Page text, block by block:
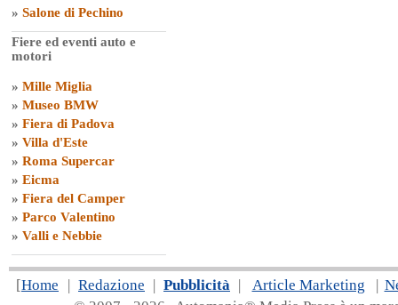
» Salone di Pechino
Fiere ed eventi auto e
motori
» Mille Miglia
» Museo BMW
» Fiera di Padova
» Villa d'Este
» Roma Supercar
» Eicma
» Fiera del Camper
» Parco Valentino
» Valli e Nebbie
[Home | Redazione | Pubblicità | Article Marketing |